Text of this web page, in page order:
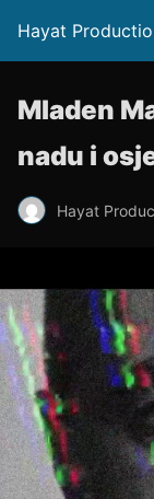
Hayat
Mladen
nadu i
Hayat